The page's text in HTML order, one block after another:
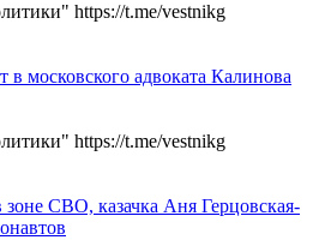
https://t.me/vestnikg
московского адвоката Калинова
https://t.me/vestnikg
СВО, казачка Аня Герцовская-